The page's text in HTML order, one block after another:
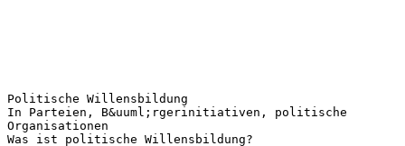
Politische Willensbildung
In Parteien, B&uuml;rgerinitiativen, politische
Organisationen
Was ist politische Willensbildung?